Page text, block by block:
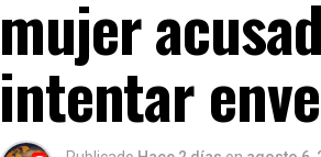
mujer
intentar